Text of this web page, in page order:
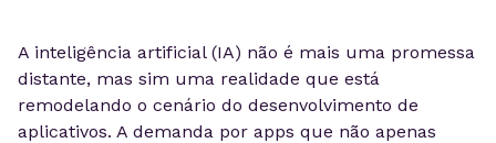
A inteligência artificial (IA) não é mais uma promessa
distante, mas sim uma realidade que está
remodelando o cenário do desenvolvimento de
aplicativos. A demanda por apps que não apenas